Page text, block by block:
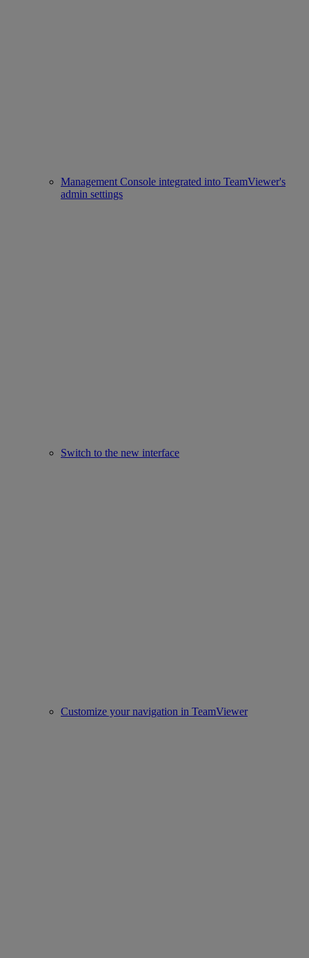
Management Console integrated into TeamViewer's
admin settings
Switch to the new interface
Customize your navigation in TeamViewer